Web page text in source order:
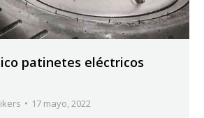
patinetes eléctricos
17 mayo, 2022